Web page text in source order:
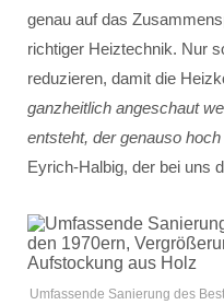
genau auf das
richtiger Heiztechnik. Nur
reduzieren, damit die
ganzheitlich angeschaut
entsteht, der genauso
Eyrich-Halbig, der bei uns
Umfassende Sanierung des